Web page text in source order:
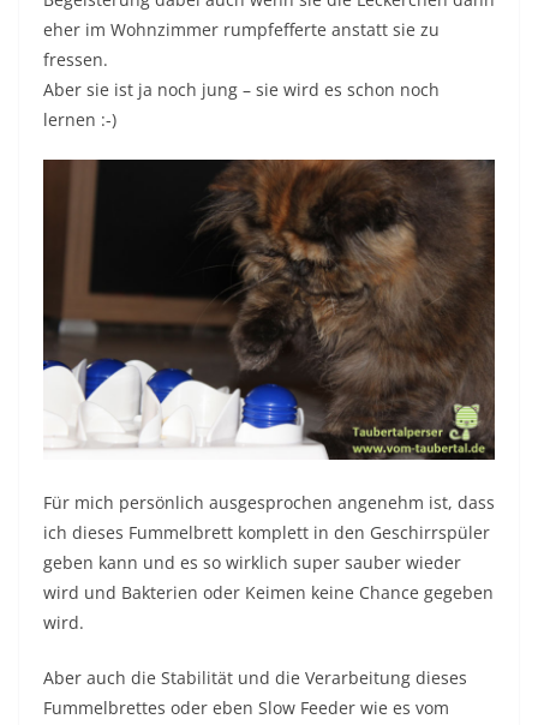
eher im Wohnzimmer rumpfefferte anstatt sie zu
fressen.
Aber sie ist ja noch jung – sie wird es schon noch
lernen :-)
Für mich persönlich ausgesprochen angenehm ist, dass
ich dieses Fummelbrett komplett in den Geschirrspüler
geben kann und es so wirklich super sauber wieder
wird und Bakterien oder Keimen keine Chance gegeben
wird.
Aber auch die Stabilität und die Verarbeitung dieses
Fummelbrettes oder eben Slow Feeder wie es vom